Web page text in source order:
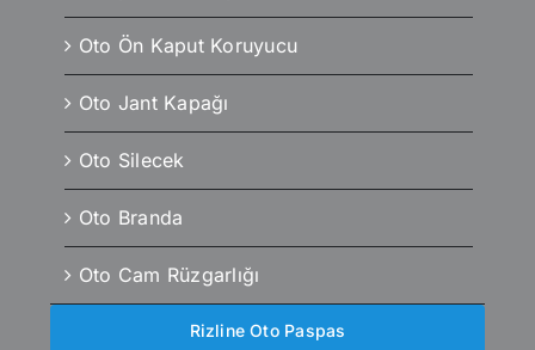
Oto Ön Kaput Koruyucu
Oto Jant Kapağı
Oto Silecek
Oto Branda
Oto Cam Rüzgarlığı
Rizline Oto Paspas